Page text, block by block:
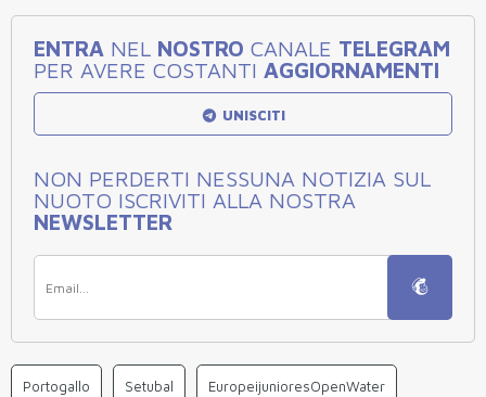
ENTRA NEL NOSTRO CANALE TELEGRAM
PER AVERE COSTANTI AGGIORNAMENTI
UNISCITI
NON PERDERTI NESSUNA NOTIZIA SUL
NUOTO ISCRIVITI ALLA NOSTRA
NEWSLETTER
Portogallo Setubal EuropeijunioresOpenWater